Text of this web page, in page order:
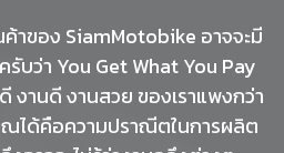
าของ SiamMotobike อาจจะมี
บว่า You Get What You Pay
านดี งานสวย ของเราแพงกว่า
ได้คือความปราณีตในการผลิต